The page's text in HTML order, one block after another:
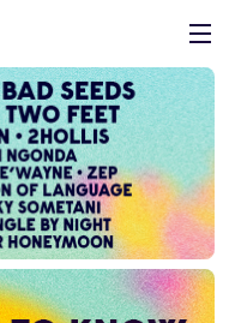
7-9 August,
0 lei